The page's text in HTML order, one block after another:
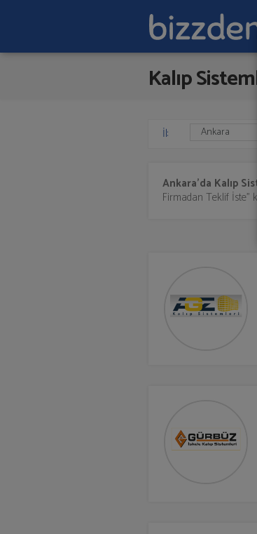
Kalıp
İl:
Ankara'da Kalıp
Firmadan Teklif İste"